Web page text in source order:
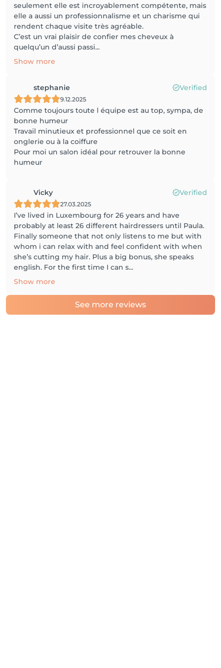
seulement elle est incroyablement compétente, mais
elle a aussi un professionnalisme et un charisme qui
rendent chaque visite très agréable.
C’est un vrai plaisir de confier mes cheveux à
quelqu’un d’aussi passi...
Show more
stephanie Verified
9.12.2025
Comme toujours toute l équipe est au top, sympa, de
bonne humeur
Travail minutieux et professionnel que ce soit en
onglerie ou à la coiffure
Pour moi un salon idéal pour retrouver la bonne
humeur
Vicky Verified
27.03.2025
I’ve lived in Luxembourg for 26 years and have
probably at least 26 different hairdressers until Paula.
Finally someone that not only listens to me but with
whom i can relax with and feel confident with when
she’s cutting my hair. Plus a big bonus, she speaks
english. For the first time I can s...
Show more
See more reviews